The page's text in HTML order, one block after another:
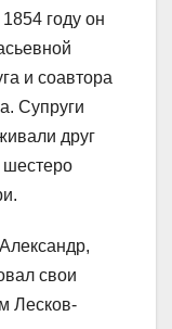
году он
и соавтора
Супруги
друг
шестеро
свои
Лесков-